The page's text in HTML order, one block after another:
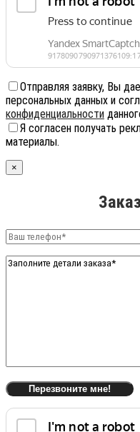
Отправляя заявку, Вы
персональных данных и
конфиденциальности
Я согласен получать
материалы.
×